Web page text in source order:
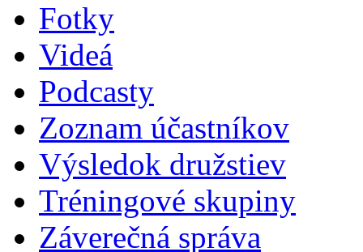
Fotky
Videá
Podcasty
Zoznam účastníkov
Výsledok družstiev
Tréningové skupiny
Záverečná správa